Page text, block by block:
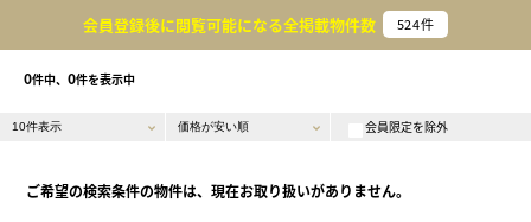
会員登録後に閲覧可能になる全掲載物件数 524件
0件中、 0件を表示中
会員限定を除外
ご希望の検索条件の物件は、現在お取り扱いがありません。